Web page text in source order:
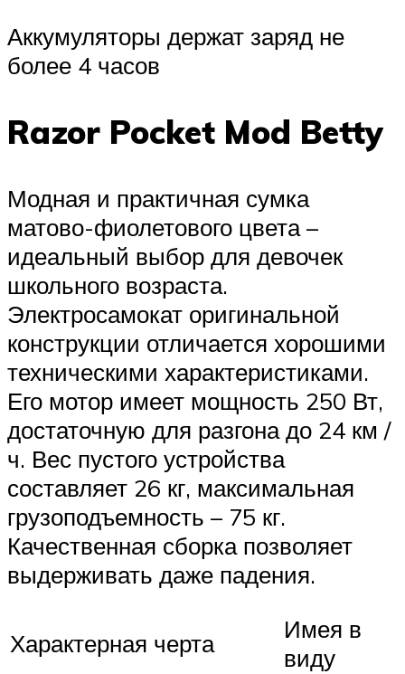
Аккумуляторы держат заряд не
более 4 часов
Razor Pocket Mod Betty
Модная и практичная сумка
матово-фиолетового цвета –
идеальный выбор для девочек
школьного возраста.
Электросамокат оригинальной
конструкции отличается хорошими
техническими характеристиками.
Его мотор имеет мощность 250 Вт,
достаточную для разгона до 24 км /
ч. Вес пустого устройства
составляет 26 кг, максимальная
грузоподъемность – 75 кг.
Качественная сборка позволяет
выдерживать даже падения.
Характерная черта
Имея в
виду